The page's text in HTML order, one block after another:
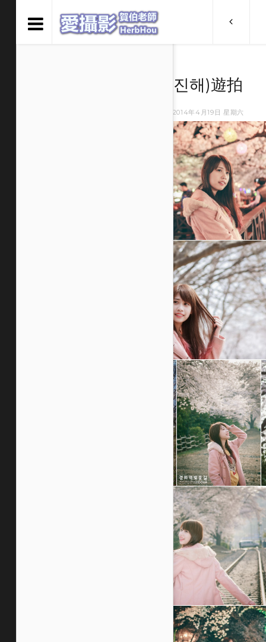
KIRA 鎮海(진해)遊拍
2014年4月19日 星期六